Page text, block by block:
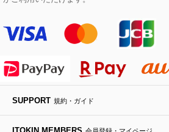
MK MICHEL KLEIN BAG
HIROKO KOSHINO
ライダースジャケット
デニムジャケット
ダウンジャケット・コート
ハンカチ・バンダナ
手袋
チャーム・ストラップ
バックパック・リュック
ボディバッグ・メッセンジャー
トラベルバッグ
フラットシューズ
ローファー
ドレスシューズ
カサブランカ・カラー
ラナンキュラス
ポプリアレンジ＆フレグランス
SUPPORT 規約・ガイド